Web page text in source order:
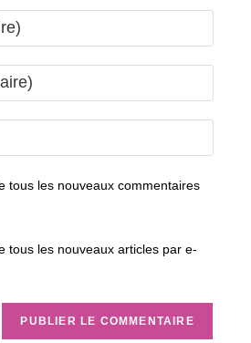
tous les nouveaux commentaires
tous les nouveaux articles par e-